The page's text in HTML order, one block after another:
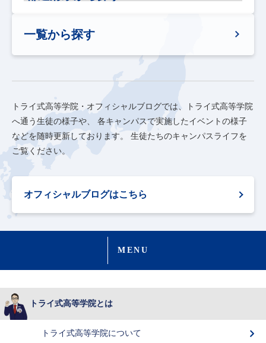
一覧から探す
トライ式高等学院・オフィシャルブログでは、トライ式高等学院
へ通う生徒の様子や、
各キャンパスで実施したイベントの様子
などを随時更新しております。
生徒たちのキャンパスライフを
ご覧ください。
オフィシャルブログはこちら
MENU
トライ式高等学院とは
トライ式高等学院について